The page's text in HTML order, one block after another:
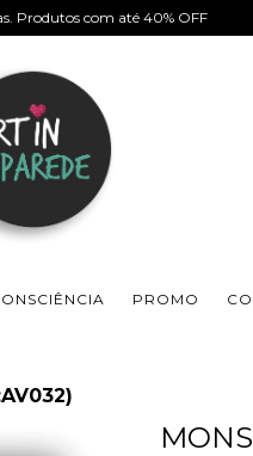
Produtos com até 40% OFF
PROMO